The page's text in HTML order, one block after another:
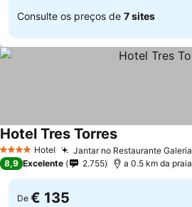
Consulte os preços de 7 sites
4 EstrelasHotel Jantar no Restaurante Galeria
Hotel Tres TorresVer preços
8,9 Excelente 2.755 a 0.5 km da praia
De € 135